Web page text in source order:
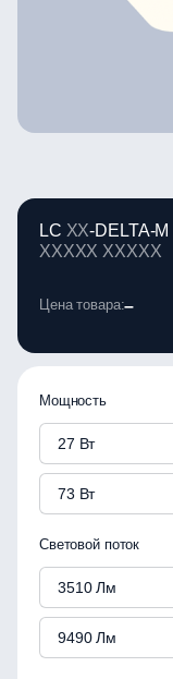
LC XX-DELTA-M
XXXXX XXXXX
Цена товара:–
Мощность
27 Вт
73 Вт
Световой поток
3510 Лм
9490 Лм